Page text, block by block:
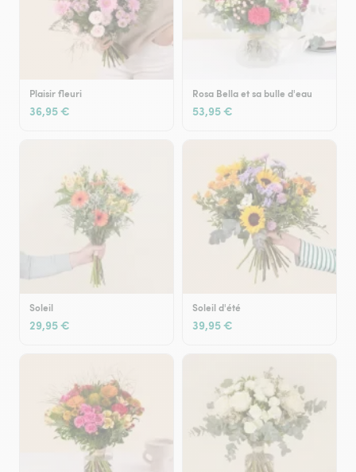
Plaisir fleuri
36,95 €
Rosa Bella et sa bulle d'eau
53,95 €
Soleil
29,95 €
Soleil d'été
39,95 €